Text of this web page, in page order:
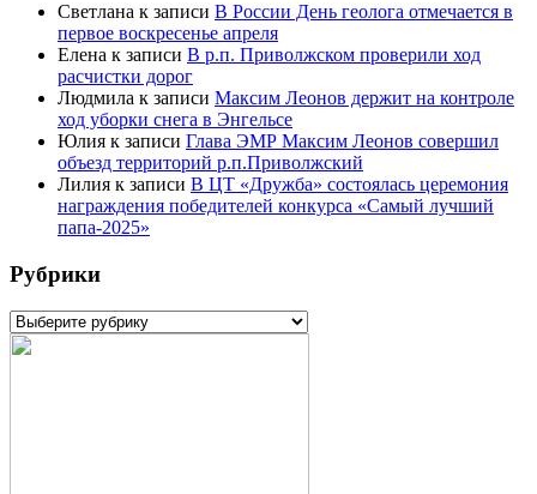
Светлана к записи В России День геолога отмечается в
первое воскресенье апреля
Елена к записи В р.п. Приволжском проверили ход
расчистки дорог
Людмила к записи Максим Леонов держит на контроле
ход уборки снега в Энгельсе
Юлия к записи Глава ЭМР Максим Леонов совершил
объезд территорий р.п.Приволжский
Лилия к записи В ЦТ «Дружба» состоялась церемония
награждения победителей конкурса «Самый лучший
папа-2025»
Рубрики
Рубрики